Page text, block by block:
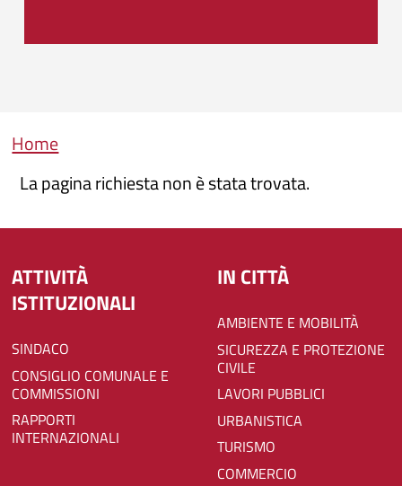
Briciole di pane
Home
La pagina richiesta non è stata trovata.
ATTIVITÀ
ISTITUZIONALI
SINDACO
CONSIGLIO COMUNALE E
COMMISSIONI
RAPPORTI
INTERNAZIONALI
IN CITTÀ
AMBIENTE E MOBILITÀ
SICUREZZA E PROTEZIONE
CIVILE
LAVORI PUBBLICI
URBANISTICA
TURISMO
COMMERCIO